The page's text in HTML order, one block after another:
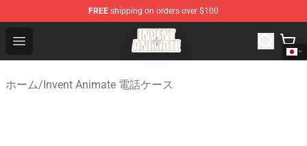
FREE shipping on orders over $100
Open menu
Invent Animate Shop - Official Invent Animate
ホーム/Invent Animate 電話ケース